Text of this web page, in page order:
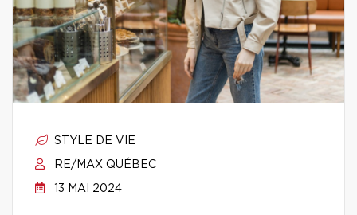
STYLE DE VIE
RE/MAX QUÉBEC
13 MAI 2024